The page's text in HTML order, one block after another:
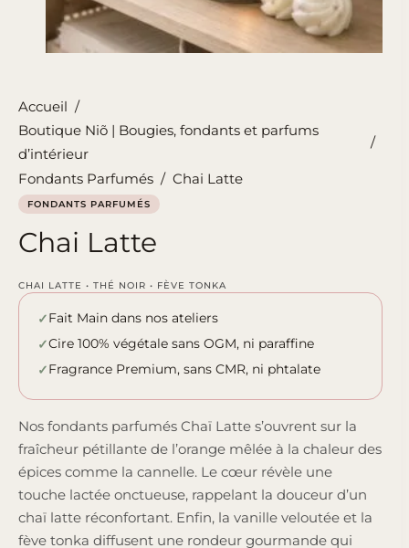
Accueil /
Boutique Niõ | Bougies, fondants et parfums
d’intérieur
/
Fondants Parfumés / Chai Latte
FONDANTS PARFUMÉS
Chai Latte
CHAI LATTE • THÉ NOIR • FÈVE TONKA
Fait Main dans nos ateliers
Cire 100% végétale sans OGM, ni paraffine
Fragrance Premium, sans CMR, ni phtalate
Nos fondants parfumés Chaï Latte s’ouvrent sur la
fraîcheur pétillante de l’orange mêlée à la chaleur des
épices comme la cannelle. Le cœur révèle une
touche lactée onctueuse, rappelant la douceur d’un
chaï latte réconfortant. Enfin, la vanille veloutée et la
fève tonka diffusent une rondeur gourmande qui